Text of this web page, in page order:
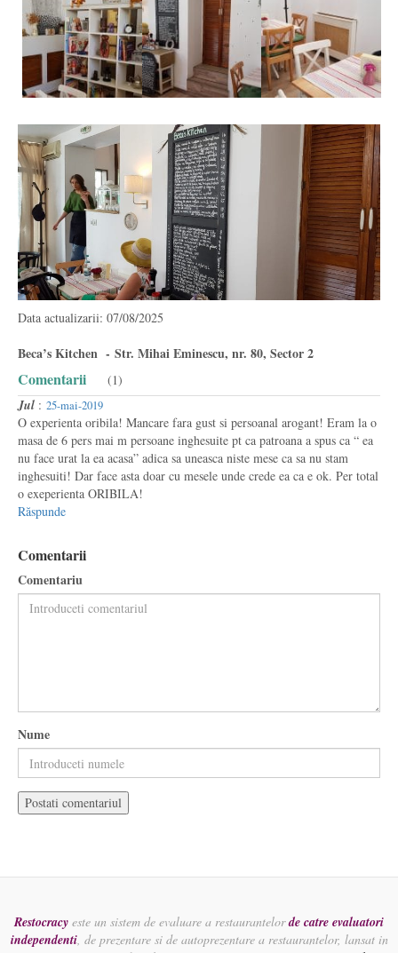
Data actualizarii: 07/08/2025
Beca’s Kitchen - Str. Mihai Eminescu, nr. 80, Sector 2
Comentarii (1)
Jul : 25-mai-2019
O experienta oribila! Mancare fara gust si persoanal arogant! Eram la o
masa de 6 pers mai m persoane inghesuite pt ca patroana a spus ca “ ea
nu face urat la ea acasa” adica sa uneasca niste mese ca sa nu stam
inghesuiti! Dar face asta doar cu mesele unde crede ea ca e ok. Per total
o exeperienta ORIBILA!
Răspunde
Comentarii
Comentariu
Nume
Restocracy este un sistem de evaluare a restaurantelorde catre evaluatori
independenti, de prezentare si de autoprezentare a restaurantelor, lansat in